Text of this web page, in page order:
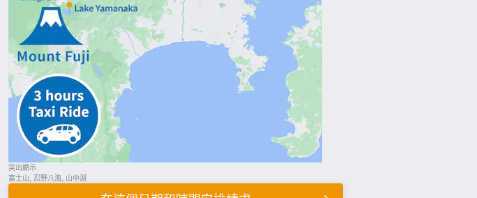
突出顯示
富士山, 忍野八海, 山中湖